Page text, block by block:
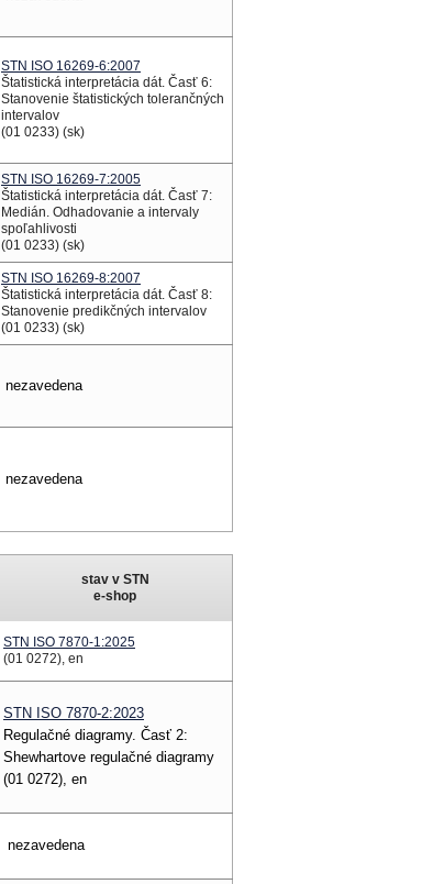
STN ISO 16269-6:2007
Štatistická interpretácia dát. Časť 6:
Stanovenie štatistických tolerančných
intervalov
(01 0233) (sk)
STN ISO 16269-7:2005
Štatistická interpretácia dát. Časť 7:
Medián. Odhadovanie a intervaly
spoľahlivosti
(01 0233) (sk)
STN ISO 16269-8:2007
Štatistická interpretácia dát. Časť 8:
Stanovenie predikčných intervalov
(01 0233) (sk)
nezavedena
nezavedena
stav v STN
e-shop
STN ISO 7870-1:2025
(01 0272), en
STN ISO 7870-2:2023
Regulačné diagramy. Časť 2:
Shewhartove regulačné diagramy
(01 0272), en
nezavedena